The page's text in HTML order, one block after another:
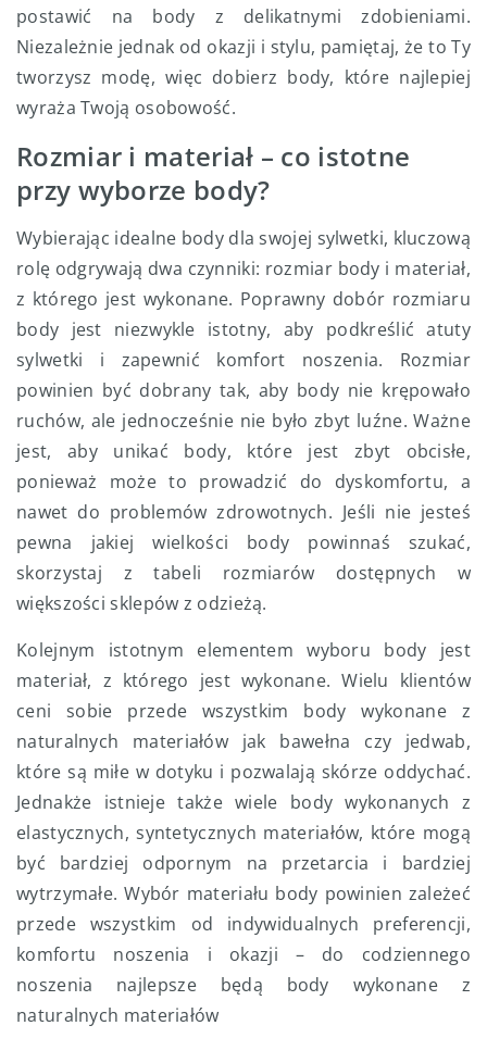
postawić na body z delikatnymi zdobieniami.
Niezależnie jednak od okazji i stylu, pamiętaj, że to Ty
tworzysz modę, więc dobierz body, które najlepiej
wyraża Twoją osobowość.
Rozmiar i materiał – co istotne
przy wyborze body?
Wybierając idealne body dla swojej sylwetki, kluczową
rolę odgrywają dwa czynniki: rozmiar body i materiał,
z którego jest wykonane. Poprawny dobór rozmiaru
body jest niezwykle istotny, aby podkreślić atuty
sylwetki i zapewnić komfort noszenia. Rozmiar
powinien być dobrany tak, aby body nie krępowało
ruchów, ale jednocześnie nie było zbyt luźne. Ważne
jest, aby unikać body, które jest zbyt obcisłe,
ponieważ może to prowadzić do dyskomfortu, a
nawet do problemów zdrowotnych. Jeśli nie jesteś
pewna jakiej wielkości body powinnaś szukać,
skorzystaj z tabeli rozmiarów dostępnych w
większości sklepów z odzieżą.
Kolejnym istotnym elementem wyboru body jest
materiał, z którego jest wykonane. Wielu klientów
ceni sobie przede wszystkim body wykonane z
naturalnych materiałów jak bawełna czy jedwab,
które są miłe w dotyku i pozwalają skórze oddychać.
Jednakże istnieje także wiele body wykonanych z
elastycznych, syntetycznych materiałów, które mogą
być bardziej odpornym na przetarcia i bardziej
wytrzymałe. Wybór materiału body powinien zależeć
przede wszystkim od indywidualnych preferencji,
komfortu noszenia i okazji – do codziennego
noszenia najlepsze będą body wykonane z
naturalnych materiałów